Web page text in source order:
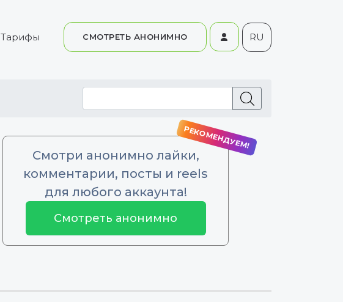
Тарифы СМОТРЕТЬ АНОНИМНО RU
Смотри анонимно лайки,
комментарии, посты и reels
для любого аккаунта!
Смотреть анонимно